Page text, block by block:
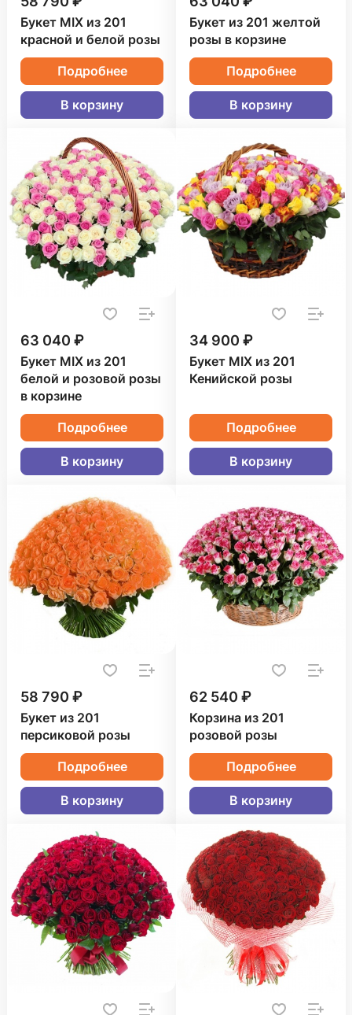
Букет MIX из 201
красной и белой розы
Подробнее
В корзину
Букет из 201 желтой
розы в корзине
Подробнее
В корзину
63 040 ₽
Букет MIX из 201
белой и розовой розы
в корзине
Подробнее
В корзину
34 900 ₽
Букет MIX из 201
Кенийской розы
Подробнее
В корзину
58 790 ₽
Букет из 201
персиковой розы
Подробнее
В корзину
62 540 ₽
Корзина из 201
розовой розы
Подробнее
В корзину